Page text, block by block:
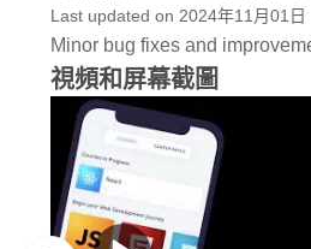
•SQL
•PHP
•Java
• C＃
和更多！
分享您的代碼。獲得即時反饋！
在WildLearner，您可以訪問
Last updated on 2024年11月01日
Minor bug fixes and
視頻和屏幕截圖